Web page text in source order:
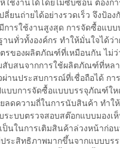
ใช้งานได้โดยไม่ซับซ้อน ต้องก
ลี่ยนถ่ายได้อย่างรวดเร็ว จึงป้อ
การใช้งานสูงสุด การจัดซื้อแ
านทั่วทั้งองค์กร ทำให้มั่นใจได้ว่
ของผลิตภัณฑ์ที่เหมือนกัน ไม่ว่
บสนจากการใช้ผลิตภัณฑ์ที่หล
ผ่านประสบการณ์ที่เชื่อถือได้ กา
บบการจัดซื้อแบบบรรจุภัณฑ์ให
ดความถี่ในการนับสินค้า ทำใ
ะบบตรวจสอบสต๊อกแบบมองเ
ป็นในการเติมสินค้าล่วงหน้าก่อ
ระสิทธิภาพมากขึ้นจากแบบบ